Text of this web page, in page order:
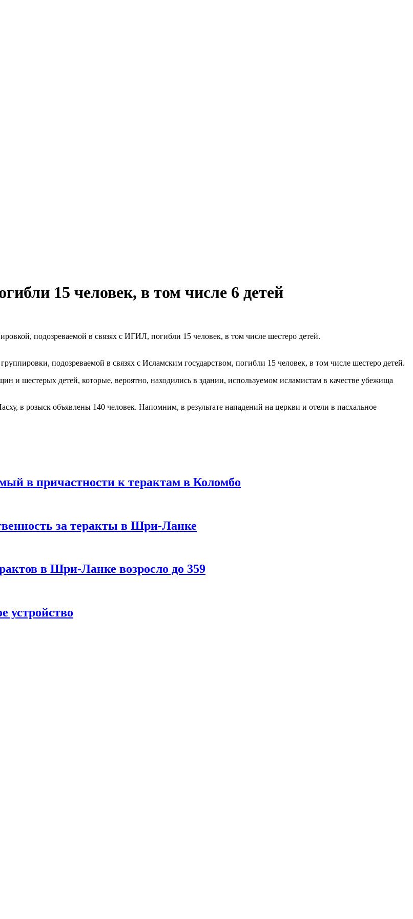
15 человек, в том числе 6 детей
подозреваемой в связях с ИГИЛ, погибли 15 человек, в том числе шестеро детей.
подозреваемой в связях с Исламским государством, погибли 15 человек, в том числе шестеро детей.
и шестерых детей, которые, вероятно, находились в здании, используемом исламистам в качестве убежища
в розыск объявлены 140 человек. Напомним, в результате нападений на церкви и отели в пасхальное
в причастности к терактам в Коломбо
за теракты в Шри-Ланке
в Шри-Ланке возросло до 359
устройство